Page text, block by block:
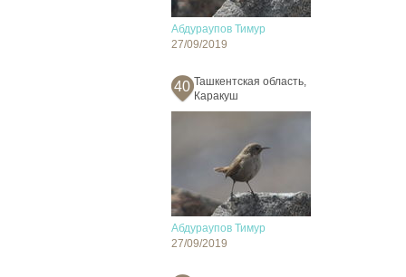
Абдураупов Тимур
27/09/2019
40 Ташкентская область,
Каракуш
Абдураупов Тимур
27/09/2019